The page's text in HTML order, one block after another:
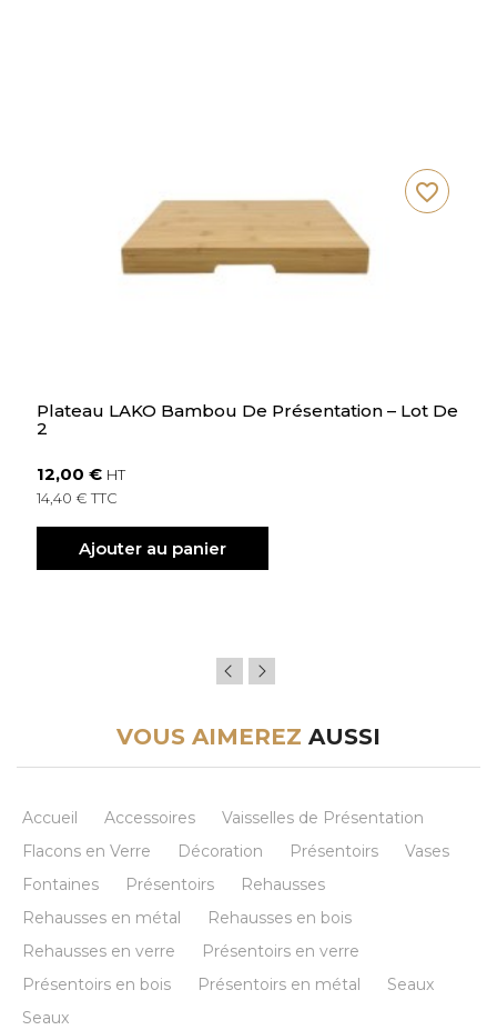
Plateau LAKO Bambou De Présentation – Lot De
2
12,00 € HT
14,40 € TTC
Ajouter au panier
favorite_border
VOUS AIMEREZ AUSSI
Accueil Accessoires
Vaisselles de Présentation
Flacons en Verre
Décoration Présentoirs
Vases
Fontaines
Présentoirs
Rehausses
Rehausses en métal
Rehausses en bois
Rehausses en verre
Présentoirs en verre
Présentoirs en bois
Présentoirs en métal
Seaux
Seaux